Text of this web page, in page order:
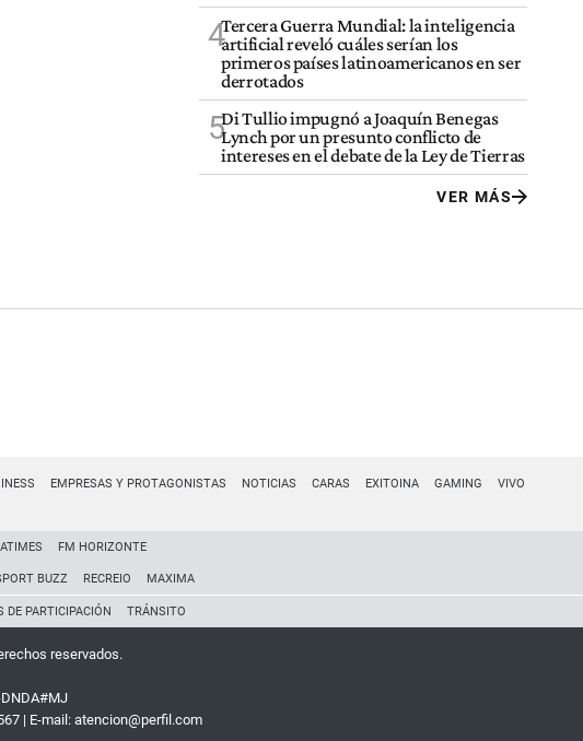
4Tercera Guerra Mundial: la inteligencia
artificial reveló cuáles serían los
primeros países latinoamericanos en ser
derrotados
5Di Tullio impugnó a Joaquín Benegas
Lynch por un presunto conflicto de
intereses en el debate de la Ley de Tierras
VER MÁS
EMPRESAS Y PROTAGONISTAS NOTICIAS CARAS EXITOINA GAMING VIVO
FM HORIZONTE
BUZZ RECREIO MAXIMA
DE PARTICIPACIÓN TRÁNSITO
reservados.
| E-mail: atencion@perfil.com